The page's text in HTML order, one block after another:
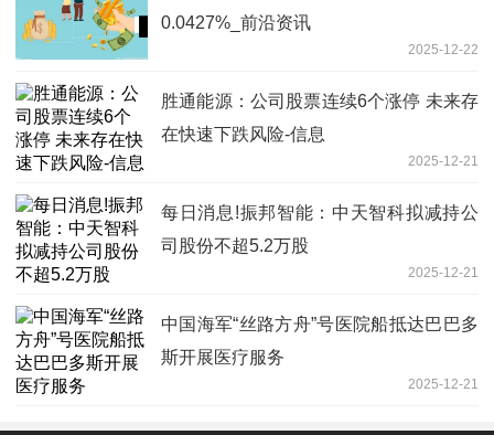
0.0427%_前沿资讯
2025-12-22
胜通能源：公司股票连续6个涨停 未来存
在快速下跌风险-信息
2025-12-21
每日消息!振邦智能：中天智科拟减持公
司股份不超5.2万股
2025-12-21
中国海军“丝路方舟”号医院船抵达巴巴多
斯开展医疗服务
2025-12-21